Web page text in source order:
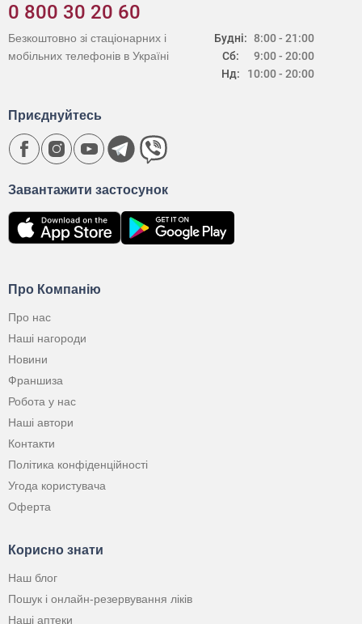
0 800 30 20 60
Будні:
Сб:
Нд:
8:00 - 21:00
9:00 - 20:00
10:00 - 20:00
Безкоштовно зі стаціонарних і
мобільних телефонів в Україні
Про Компанію
Про нас
Наші нагороди
Новини
Франшиза
Робота у нас
Наші автори
Контакти
Політика конфіденційності
Угода користувача
Оферта
Корисно знати
Наш блог
Пошук і онлайн-резервування ліків
Наші аптеки
Завантажити застосунок
Приєднуйтесь